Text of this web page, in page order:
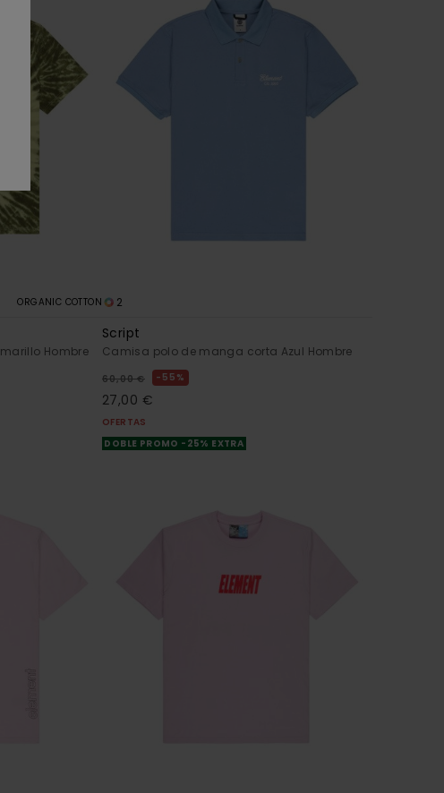
ORGANIC COTTON
Hombre
2
Script
Camisa polo de manga corta Azul Hombre
60,00 € 55%
27,00 €
OFERTAS
DOBLE PROMO -25% EXTRA